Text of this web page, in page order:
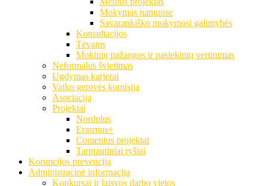
Mokymas namuose
Savarankiško mokymosi galimybės
Konsultacijos
Tėvams
Mokinių pažangos ir pasiekimų vertinimas
Neformalus švietimas
Ugdymas karjerai
Vaiko gerovės komisija
Asociacija
Projektai
Nordplus
Erasmus+
Comenius projektai
Tarptautiniai ryšiai
Korupcijos prevencija
Administracinė informacija
Konkursai ir laisvos darbo vietos